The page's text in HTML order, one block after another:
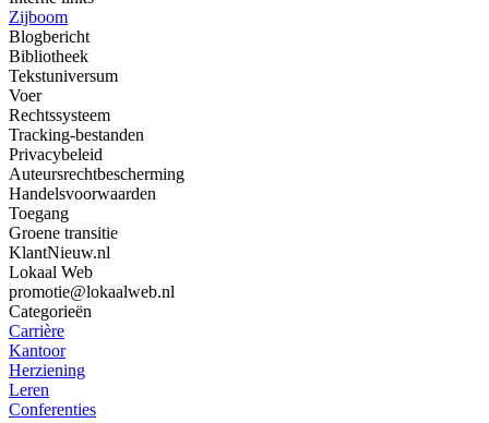
Zijboom
Blogbericht
Bibliotheek
Tekstuniversum
Voer
Rechtssysteem
Tracking-bestanden
Privacybeleid
Auteursrechtbescherming
Handelsvoorwaarden
Toegang
Groene transitie
KlantNieuw.nl
Lokaal Web
promotie@lokaalweb.nl
Categorieën
Carrière
Kantoor
Herziening
Leren
Conferenties